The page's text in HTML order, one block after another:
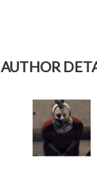
AUTHOR